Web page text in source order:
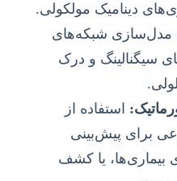
دینامیک مولکولی.
مدل‌سازی شبکه‌های
سیگنالینگ و درک
استفاده از
برای پیش‌بینی
بیماری‌ها، یا کشف